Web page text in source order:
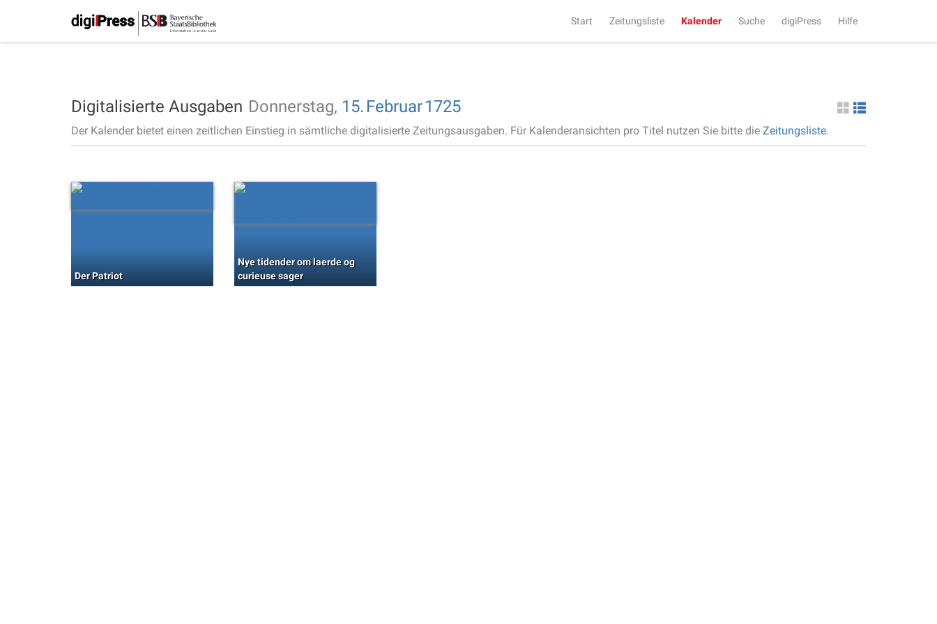
Start Zeitungsliste Kalender Suche digiPress Hilfe
Digitalisierte Ausgaben Donnerstag, 15. Februar1725
Der Kalender bietet einen zeitlichen Einstieg in sämtliche digitalisierte Zeitungsausgaben. Für Kalenderansichten pro Titel nutzen Sie bitte die Zeitungsliste.
Der Patriot
Nye tidender om laerde og
curieuse sager